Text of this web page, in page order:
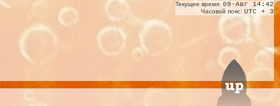
Текущее время: 09-Авг 14:42
Часовой пояс: UTC + 3